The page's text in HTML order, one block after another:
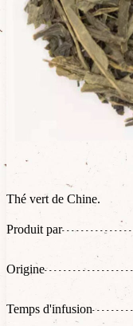
Thé vert de Chine.
Produit par
Origine
Temps d'infusion